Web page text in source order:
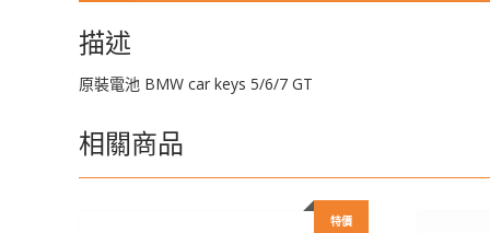
描述
原裝電池 BMW car keys 5/6/7 GT
相關商品
特價